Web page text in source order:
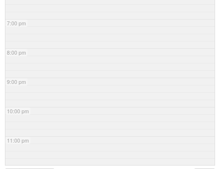
7:00 pm
8:00 pm
9:00 pm
10:00 pm
11:00 pm